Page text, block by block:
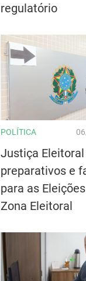
regulatório
POLÍTICA
Justiça
preparativos e
para as
Zona Eleitoral